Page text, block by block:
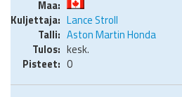
Lance Stroll
Aston Martin Honda
kesk.
0